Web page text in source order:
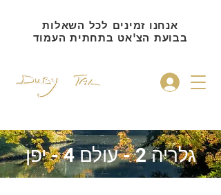
אנחנו זמינים לכל השאלות
בבועת הצ'אט בתחתית העמוד
גלריה 2 - עולם 4 - יפן